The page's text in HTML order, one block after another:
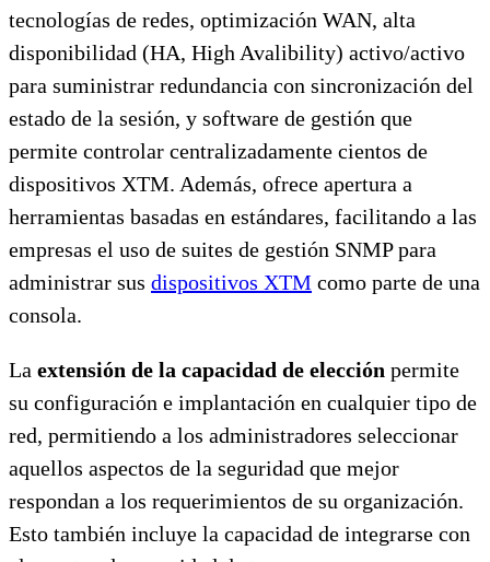
tecnologías de redes, optimización WAN, alta
disponibilidad (HA, High Avalibility) activo/activo
para suministrar redundancia con sincronización del
estado de la sesión, y software de gestión que
permite controlar centralizadamente cientos de
dispositivos XTM. Además, ofrece apertura a
herramientas basadas en estándares, facilitando a las
empresas el uso de suites de gestión SNMP para
administrar sus dispositivos XTM como parte de una
consola.
La extensión de la capacidad de elección permite
su configuración e implantación en cualquier tipo de
red, permitiendo a los administradores seleccionar
aquellos aspectos de la seguridad que mejor
respondan a los requerimientos de su organización.
Esto también incluye la capacidad de integrarse con